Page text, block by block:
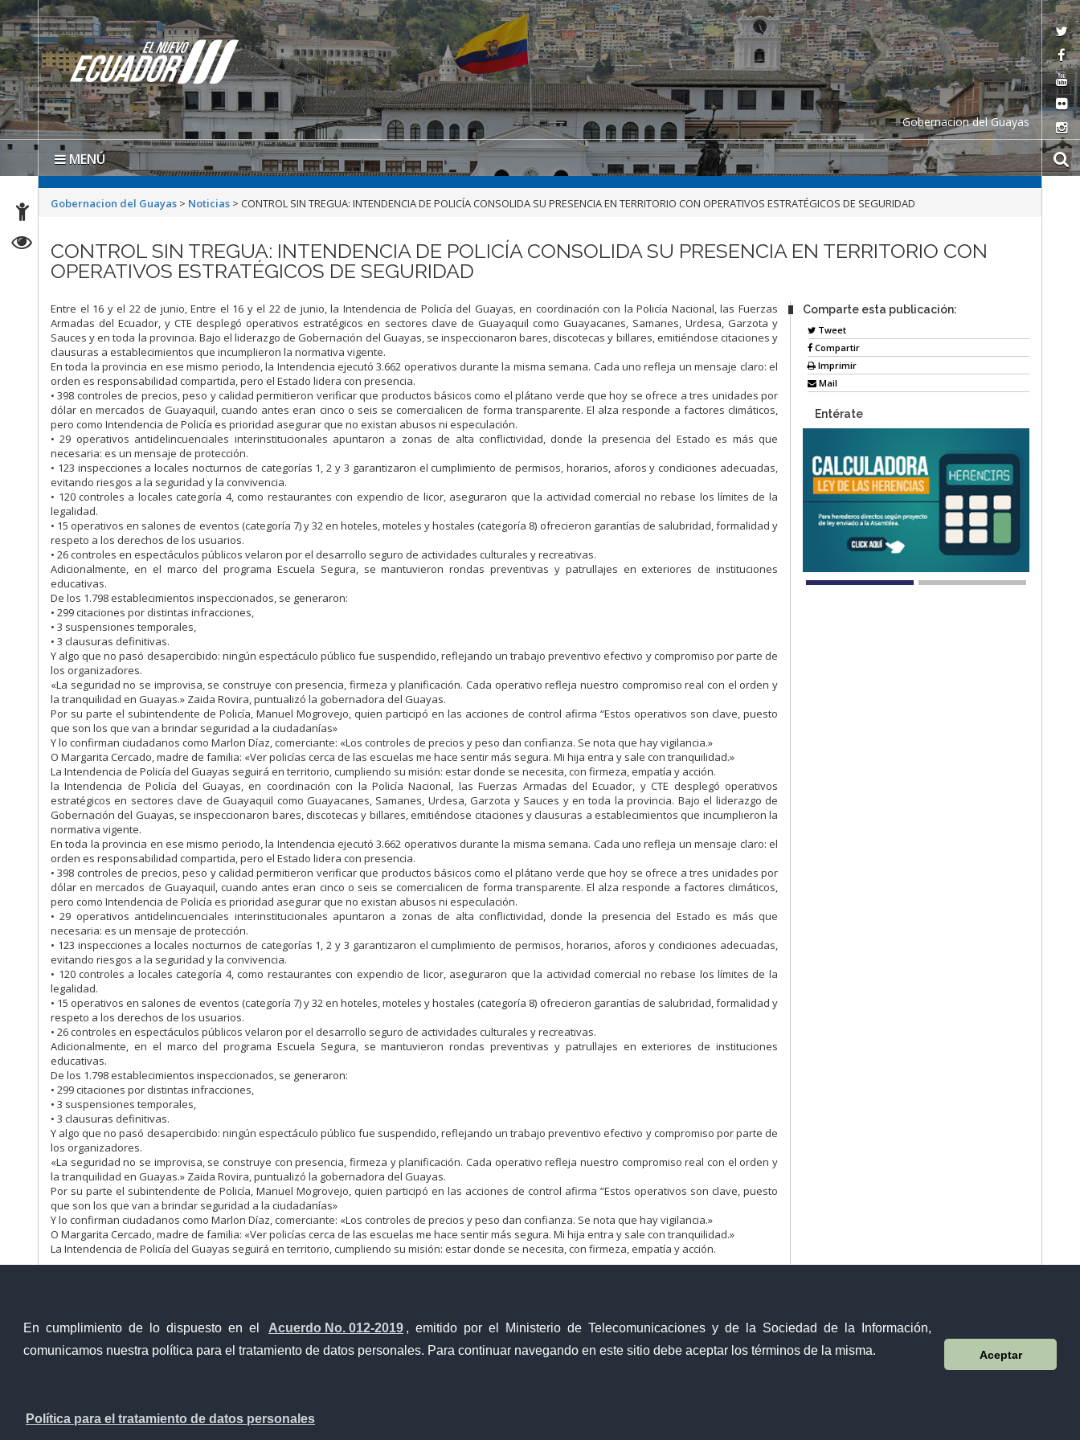
En cumplimiento de lo dispuesto en el Acuerdo No. 012-2019 , emitido por el Ministerio de Telecomunicaciones y de la Sociedad de la Información,
comunicamos nuestra política para el tratamiento de datos personales. Para continuar navegando en este sitio debe aceptar los términos de la misma.
Política para el tratamiento de datos personales
Aceptar
Gobernacion del Guayas
MENÚ
Gobernacion del Guayas > Noticias >CONTROL SIN TREGUA: INTENDENCIA DE POLICÍA CONSOLIDA SU PRESENCIA EN TERRITORIO CON OPERATIVOS ESTRATÉGICOS DE SEGURIDAD
CONTROL SIN TREGUA: INTENDENCIA DE POLICÍA CONSOLIDA SU PRESENCIA EN TERRITORIO CON
OPERATIVOS ESTRATÉGICOS DE SEGURIDAD
Entre el 16 y el 22 de junio, Entre el 16 y el 22 de junio, la Intendencia de Policía del Guayas, en coordinación con la Policía Nacional, las Fuerzas
Armadas del Ecuador, y CTE desplegó operativos estratégicos en sectores clave de Guayaquil como Guayacanes, Samanes, Urdesa, Garzota y
Sauces y en toda la provincia. Bajo el liderazgo de Gobernación del Guayas, se inspeccionaron bares, discotecas y billares, emitiéndose citaciones y
clausuras a establecimientos que incumplieron la normativa vigente.
En toda la provincia en ese mismo periodo, la Intendencia ejecutó 3.662 operativos durante la misma semana. Cada uno refleja un mensaje claro: el
orden es responsabilidad compartida, pero el Estado lidera con presencia.
• 398 controles de precios, peso y calidad permitieron verificar que productos básicos como el plátano verde que hoy se ofrece a tres unidades por
dólar en mercados de Guayaquil, cuando antes eran cinco o seis se comercialicen de forma transparente. El alza responde a factores climáticos,
pero como Intendencia de Policía es prioridad asegurar que no existan abusos ni especulación.
• 29 operativos antidelincuenciales interinstitucionales apuntaron a zonas de alta conflictividad, donde la presencia del Estado es más que
necesaria: es un mensaje de protección.
• 123 inspecciones a locales nocturnos de categorías 1, 2 y 3 garantizaron el cumplimiento de permisos, horarios, aforos y condiciones adecuadas,
evitando riesgos a la seguridad y la convivencia.
• 120 controles a locales categoría 4, como restaurantes con expendio de licor, aseguraron que la actividad comercial no rebase los límites de la
legalidad.
• 15 operativos en salones de eventos (categoría 7) y 32 en hoteles, moteles y hostales (categoría 8) ofrecieron garantías de salubridad, formalidad y
respeto a los derechos de los usuarios.
• 26 controles en espectáculos públicos velaron por el desarrollo seguro de actividades culturales y recreativas.
Adicionalmente, en el marco del programa Escuela Segura, se mantuvieron rondas preventivas y patrullajes en exteriores de instituciones
educativas.
De los 1.798 establecimientos inspeccionados, se generaron:
• 299 citaciones por distintas infracciones,
• 3 suspensiones temporales,
• 3 clausuras definitivas.
Y algo que no pasó desapercibido: ningún espectáculo público fue suspendido, reflejando un trabajo preventivo efectivo y compromiso por parte de
los organizadores.
«La seguridad no se improvisa, se construye con presencia, firmeza y planificación. Cada operativo refleja nuestro compromiso real con el orden y
la tranquilidad en Guayas.» Zaida Rovira, puntualizó la gobernadora del Guayas.
Por su parte el subintendente de Policía, Manuel Mogrovejo, quien participó en las acciones de control afirma “Estos operativos son clave, puesto
que son los que van a brindar seguridad a la ciudadanías»
Y lo confirman ciudadanos como Marlon Díaz, comerciante: «Los controles de precios y peso dan confianza. Se nota que hay vigilancia.»
O Margarita Cercado, madre de familia: «Ver policías cerca de las escuelas me hace sentir más segura. Mi hija entra y sale con tranquilidad.»
La Intendencia de Policía del Guayas seguirá en territorio, cumpliendo su misión: estar donde se necesita, con firmeza, empatía y acción.
la Intendencia de Policía del Guayas, en coordinación con la Policía Nacional, las Fuerzas Armadas del Ecuador, y CTE desplegó operativos
estratégicos en sectores clave de Guayaquil como Guayacanes, Samanes, Urdesa, Garzota y Sauces y en toda la provincia. Bajo el liderazgo de
Gobernación del Guayas, se inspeccionaron bares, discotecas y billares, emitiéndose citaciones y clausuras a establecimientos que incumplieron la
normativa vigente.
En toda la provincia en ese mismo periodo, la Intendencia ejecutó 3.662 operativos durante la misma semana. Cada uno refleja un mensaje claro: el
orden es responsabilidad compartida, pero el Estado lidera con presencia.
• 398 controles de precios, peso y calidad permitieron verificar que productos básicos como el plátano verde que hoy se ofrece a tres unidades por
dólar en mercados de Guayaquil, cuando antes eran cinco o seis se comercialicen de forma transparente. El alza responde a factores climáticos,
pero como Intendencia de Policía es prioridad asegurar que no existan abusos ni especulación.
• 29 operativos antidelincuenciales interinstitucionales apuntaron a zonas de alta conflictividad, donde la presencia del Estado es más que
necesaria: es un mensaje de protección.
• 123 inspecciones a locales nocturnos de categorías 1, 2 y 3 garantizaron el cumplimiento de permisos, horarios, aforos y condiciones adecuadas,
evitando riesgos a la seguridad y la convivencia.
• 120 controles a locales categoría 4, como restaurantes con expendio de licor, aseguraron que la actividad comercial no rebase los límites de la
legalidad.
• 15 operativos en salones de eventos (categoría 7) y 32 en hoteles, moteles y hostales (categoría 8) ofrecieron garantías de salubridad, formalidad y
respeto a los derechos de los usuarios.
• 26 controles en espectáculos públicos velaron por el desarrollo seguro de actividades culturales y recreativas.
Adicionalmente, en el marco del programa Escuela Segura, se mantuvieron rondas preventivas y patrullajes en exteriores de instituciones
educativas.
De los 1.798 establecimientos inspeccionados, se generaron:
• 299 citaciones por distintas infracciones,
• 3 suspensiones temporales,
• 3 clausuras definitivas.
Y algo que no pasó desapercibido: ningún espectáculo público fue suspendido, reflejando un trabajo preventivo efectivo y compromiso por parte de
los organizadores.
«La seguridad no se improvisa, se construye con presencia, firmeza y planificación. Cada operativo refleja nuestro compromiso real con el orden y
la tranquilidad en Guayas.» Zaida Rovira, puntualizó la gobernadora del Guayas.
Por su parte el subintendente de Policía, Manuel Mogrovejo, quien participó en las acciones de control afirma “Estos operativos son clave, puesto
que son los que van a brindar seguridad a la ciudadanías»
Y lo confirman ciudadanos como Marlon Díaz, comerciante: «Los controles de precios y peso dan confianza. Se nota que hay vigilancia.»
O Margarita Cercado, madre de familia: «Ver policías cerca de las escuelas me hace sentir más segura. Mi hija entra y sale con tranquilidad.»
La Intendencia de Policía del Guayas seguirá en territorio, cumpliendo su misión: estar donde se necesita, con firmeza, empatía y acción.
Comparte esta publicación:
Tweet
Compartir
Imprimir
Mail
Entérate
Contacto ciudadano